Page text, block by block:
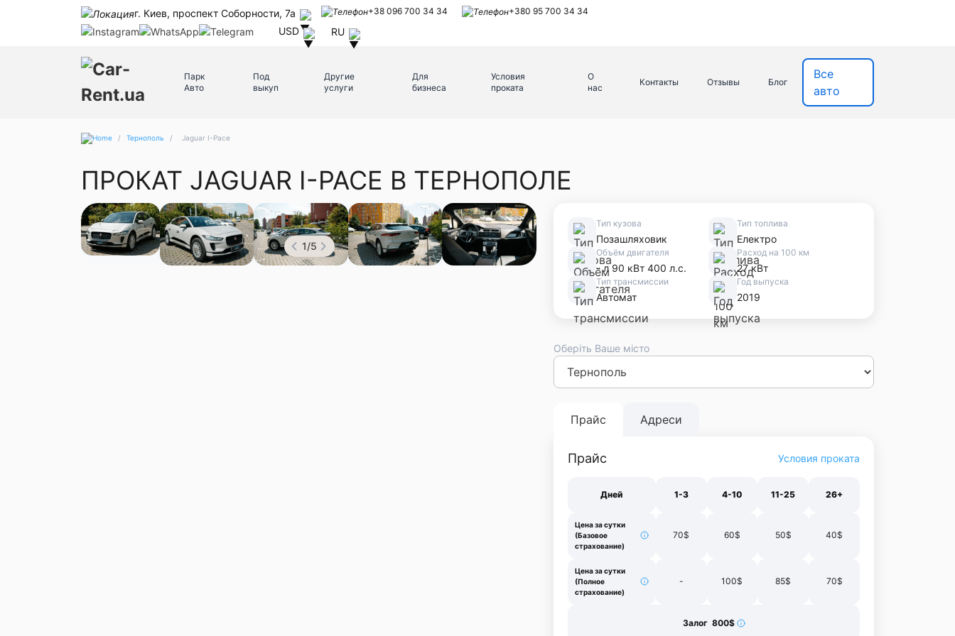
г. Киев, проспект Соборности, 7а +38 096 700 34 34 +380 95 700 34 34
USD RU
Парк
Авто
Под
выкуп
Другие
услуги
Для
бизнеса
Условия
проката
О
нас
Контакты Отзывы Блог
Все
авто
/ Тернополь / Jaguar I-Pace
ПРОКАТ JAGUAR I-PACE В ТЕРНОПОЛЕ
1/5
Тип кузова
Позашляховик
Тип топлива
Електро
Объём двигателя
- л 90 кВт 400 л.с.
Расход на 100 км
27 кВт
Тип трансмиссии
Автомат
Год выпуска
2019
Оберіть Ваше місто
КиевЛьвовОдесса
Франковск Тернополь
Прайс Адреси
Прайс Условия проката
Дней 1-3 4-10 11-25 26+
Цена за сутки
(Базовое
страхование)
70$ 60$ 50$ 40$
Цена за сутки
(Полное
страхование)
- 100$ 85$ 70$
Залог 800$